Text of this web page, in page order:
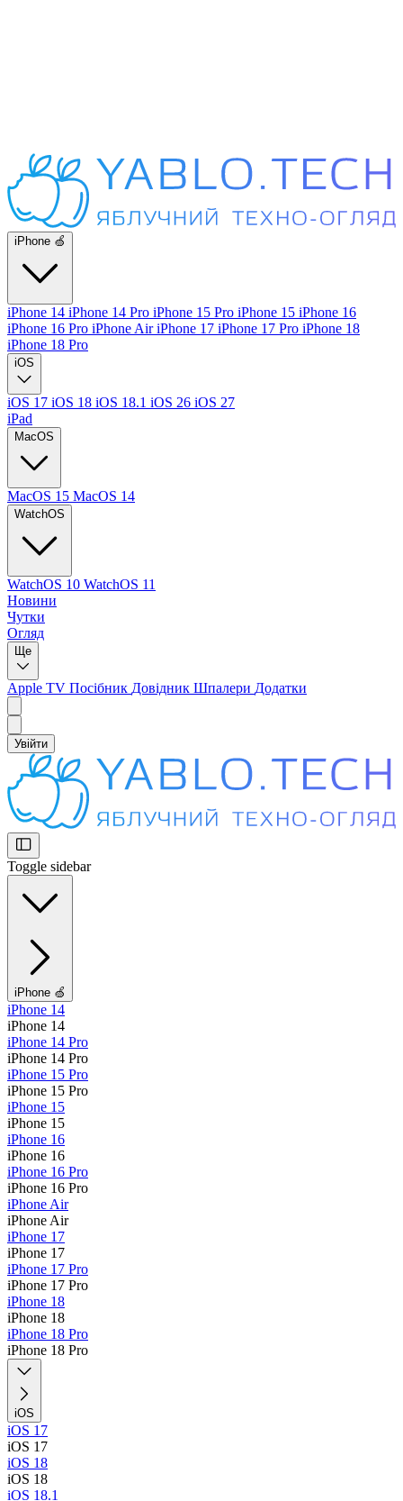
iPhone 🍏
iPhone 14 iPhone 14 Pro iPhone 15 Pro iPhone 15 iPhone 16
iPhone 16 Pro iPhone AiriPhone 17 iPhone 17 Pro iPhone 18
iPhone 18 Pro
iOS
iOS 17 iOS 18 iOS 18.1 iOS 26 iOS 27
iPad
MacOS
MacOS 15 MacOS 14
WatchOS
WatchOS 10 WatchOS 11
Новини
Чутки
Огляд
Ще
Apple TV Посібник Довідник Шпалери Додатки
Увійти
Toggle sidebar
iPhone 🍏
iPhone 14
iPhone 14
iPhone 14 Pro
iPhone 14 Pro
iPhone 15 Pro
iPhone 15 Pro
iPhone 15
iPhone 15
iPhone 16
iPhone 16
iPhone 16 Pro
iPhone 16 Pro
iPhone Air
iPhone Air
iPhone 17
iPhone 17
iPhone 17 Pro
iPhone 17 Pro
iPhone 18
iPhone 18
iPhone 18 Pro
iPhone 18 Pro
iOS
iOS 17
iOS 17
iOS 18
iOS 18
iOS 18.1